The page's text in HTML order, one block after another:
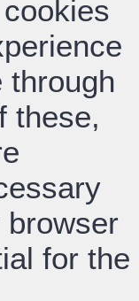
through
these,
for the